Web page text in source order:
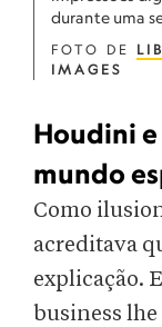
durante uma
FOTO DE
IMAGES
Houdini e
mundo
Como
acreditava
explicação.
business